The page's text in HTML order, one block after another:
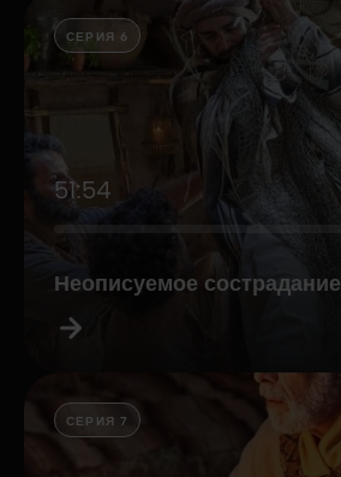
СЕРИЯ 6
51:54
Неописуемое сострадание
СЕРИЯ 7